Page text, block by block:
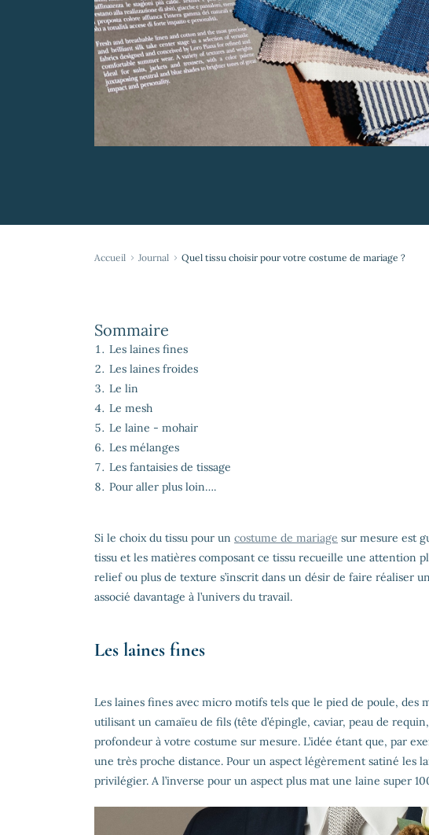
Accueil Journal Quel tissu choisir pour votre costume de mariage ?
Sommaire
Les laines fines
Les laines froides
Le lin
Le mesh
Le laine - mohair
Les mélanges
Les fantaisies de tissage
Pour aller plus loin….
Si le choix du tissu pour un costume de mariage sur mesure est
tissu et les matières composant ce tissu recueille une attention
relief ou plus de texture s’inscrit dans un désir de faire réaliser
associé davantage à l’univers du travail.
Les laines fines
Les laines fines avec micro motifs tels que le pied de poule, des
utilisant un camaïeu de fils (tête d’épingle, caviar, peau de
profondeur à votre costume sur mesure. L’idée étant que, par
une très proche distance. Pour un aspect légèrement satiné les
privilégier. A l’inverse pour un aspect plus mat une laine super